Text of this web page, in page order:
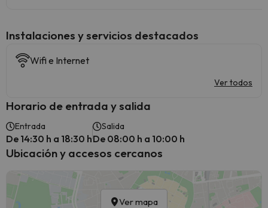
Instalaciones y servicios destacados
Wifi e Internet
Ver todos
Horario de entrada y salida
Entrada
De 14:30 h a 18:30 h
Salida
De 08:00 h a 10:00 h
Ubicación y accesos cercanos
Ver mapa